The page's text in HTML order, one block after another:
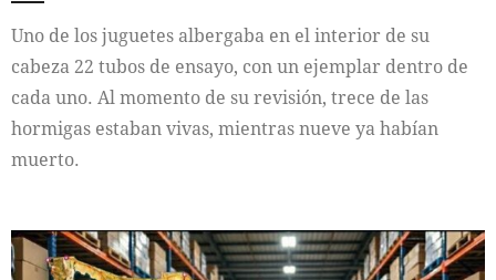
Uno de los juguetes albergaba en el interior de su
cabeza 22 tubos de ensayo, con un ejemplar dentro de
cada uno. Al momento de su revisión, trece de las
hormigas estaban vivas, mientras nueve ya habían
muerto.